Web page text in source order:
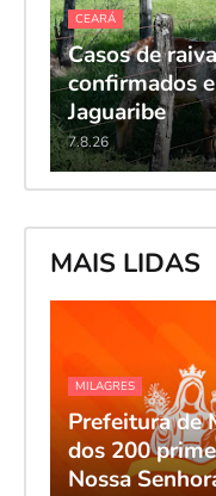
CEARÁ
Casos de
confirmados
Jaguaribe
7.8.26
MAIS LIDAS
MILAGRES
Prefeitura de
dos 200
Nossa